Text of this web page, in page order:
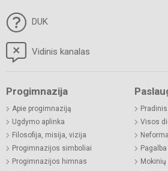
DUK
Vidinis kanalas
Progimnazija
Apie progimnaziją
Ugdymo aplinka
Filosofija, misija, vizija
Progimnazijos simboliai
Progimnazijos himnas
Visos